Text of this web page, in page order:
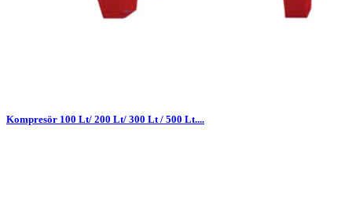
Kompresör 100 Lt/ 200 Lt/ 300 Lt / 500 Lt....